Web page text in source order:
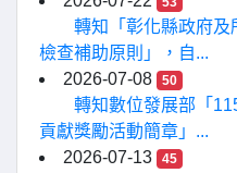
轉知「彰化縣政府及
檢查補助原則」，自...
2026-07-08
50
轉知數位發展部「
貢獻獎勵活動簡章」...
2026-07-13
45